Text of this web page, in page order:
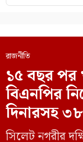
রাজনীতি
১৫ বছর পর
বিএনপির
দিনারসহ
সিলেট নগরীর